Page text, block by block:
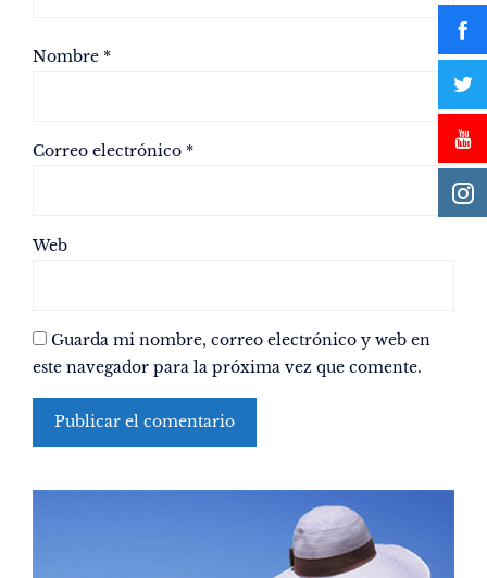
Nombre *
Correo electrónico *
Web
Guarda mi nombre, correo electrónico y web en
este navegador para la próxima vez que comente.